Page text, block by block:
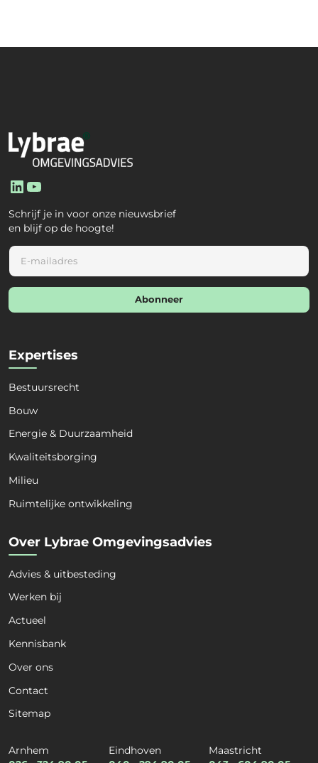
LinkedIn
Schrijf je in voor onze nieuwsbrief
en blijf op de hoogte!
E
a
i
l
Abonneer
Expertises
Bestuursrecht
Bouw
Energie & Duurzaamheid
Kwaliteitsborging
Milieu
Ruimtelijke ontwikkeling
Over Lybrae Omgevingsadvies
Advies & uitbesteding
Werken bij
Actueel
Kennisbank
Over ons
Contact
Sitemap
Arnhem
Eindhoven
Maastricht
Naam*